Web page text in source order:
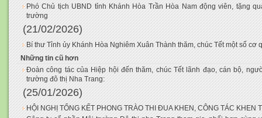
Phó Chủ tịch UBND tỉnh Khánh Hòa Trần Hòa Nam động viên, tặng
trường
(21/02/2026)
Bí thư Tỉnh ủy Khánh Hòa Nghiêm Xuân Thành thăm, chúc Tết một số cơ
Những tin cũ hơn
Đoàn công tác của Hiệp hội đến thăm, chúc Tết lãnh đạo, cán bộ,
trường đô thị Nha Trang:
(25/01/2026)
HỘI NGHỊ TỔNG KẾT PHONG TRÀO THI ĐUA KHEN, CÔNG TÁC KHEN